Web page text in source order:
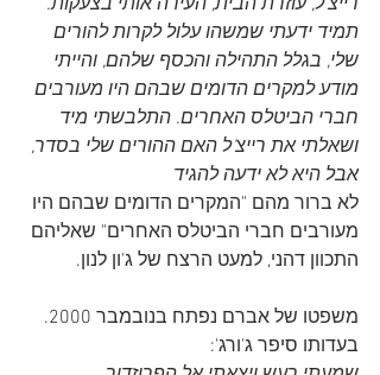
רייצ'ל, עוזרת הבית, העירה אותי בצעקות.
תמיד ידעתי שמשהו עלול לקרות להורים
שלי, בגלל התהילה והכסף שלהם, והייתי
מודע למקרים הדומים שבהם היו מעורבים
חברי הביטלס האחרים. התלבשתי מיד
ושאלתי את רייצ'ל האם ההורים שלי בסדר,
אבל היא לא ידעה להגיד
לא ברור מהם "המקרים הדומים שבהם היו
מעורבים חברי הביטלס האחרים" שאליהם
התכוון דהני, למעט הרצח של ג'ון לנון.
משפטו של אברם נפתח בנובמבר 2000.
בעדותו סיפר ג'ורג':